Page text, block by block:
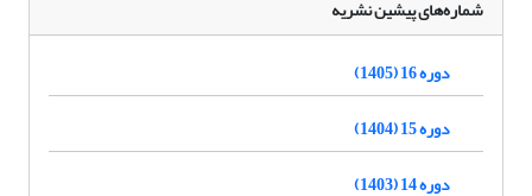
شماره‌های پیشین نشریه
دوره 16 (1405)
دوره 15 (1404)
دوره 14 (1403)